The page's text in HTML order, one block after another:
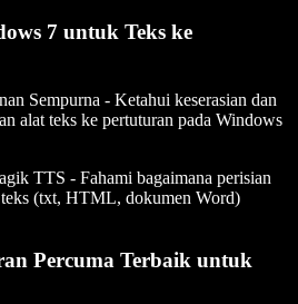
7 untuk Teks ke
Sempurna - Ketahui keserasian dan
alat teks ke pertuturan pada Windows
TTS - Fahami bagaimana perisian
(txt, HTML, dokumen Word)
Percuma Terbaik untuk